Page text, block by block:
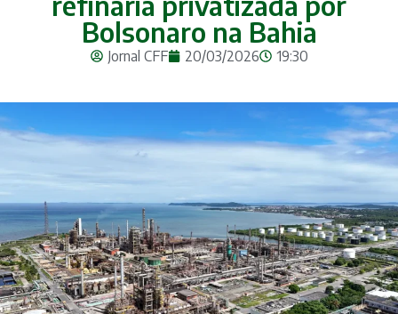
Bolsonaro na Bahia
Jornal CFF 20/03/2026 19:30